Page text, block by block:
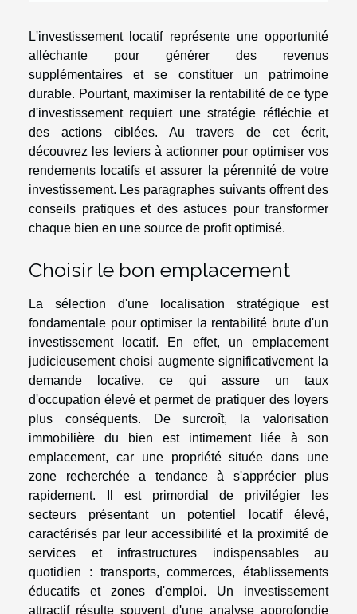
L'investissement locatif représente une opportunité
alléchante pour générer des revenus
supplémentaires et se constituer un patrimoine
durable. Pourtant, maximiser la rentabilité de ce type
d'investissement requiert une stratégie réfléchie et
des actions ciblées. Au travers de cet écrit,
découvrez les leviers à actionner pour optimiser vos
rendements locatifs et assurer la pérennité de votre
investissement. Les paragraphes suivants offrent des
conseils pratiques et des astuces pour transformer
chaque bien en une source de profit optimisé.
Choisir le bon emplacement
La sélection d'une localisation stratégique est
fondamentale pour optimiser la rentabilité brute d'un
investissement locatif. En effet, un emplacement
judicieusement choisi augmente significativement la
demande locative, ce qui assure un taux
d'occupation élevé et permet de pratiquer des loyers
plus conséquents. De surcroît, la valorisation
immobilière du bien est intimement liée à son
emplacement, car une propriété située dans une
zone recherchée a tendance à s'apprécier plus
rapidement. Il est primordial de privilégier les
secteurs présentant un potentiel locatif élevé,
caractérisés par leur accessibilité et la proximité de
services et infrastructures indispensables au
quotidien : transports, commerces, établissements
éducatifs et zones d'emploi. Un investissement
attractif résulte souvent d'une analyse approfondie